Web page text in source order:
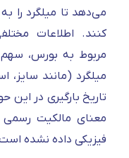
می‌دهد تا میلگرد را
کنند. اطلاعات
مربوط به بورس،
میلگرد (مانند سایز،
تاریخ بارگیری در
معنای مالکیت
فیزیکی داده نشده